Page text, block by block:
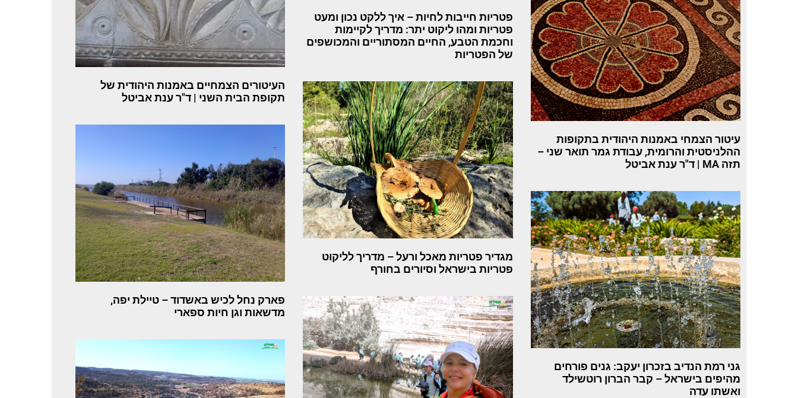
פטריות חייבות לחיות – איך ללקט נכון ומעט
פטריות ומהו ליקוט יתר: מדריך לקיימות
וחכמת הטבע, החיים המסתוריים והמכושפים
של הפטריות
העיטורים הצמחיים באמנות היהודית של
תקופת הבית השני | ד"ר ענת אביטל
עיטור הצמחי באמנות היהודית בתקופות
ההלניסטית והרומית, עבודת גמר תואר שני –
תזה MA | ד"ר ענת אביטל
מגדיר פטריות מאכל ורעל – מדריך לליקוט
פטריות בישראל וסיורים בחורף
פארק נחל לכיש באשדוד – טיילת יפה,
מדשאות וגן חיות ספארי
גני רמת הנדיב בזכרון יעקב: גנים פורחים
מהיפים בישראל – קבר הברון רוטשילד
ואשתו עדה